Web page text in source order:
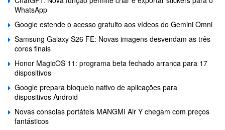
WhatsApp
Google estende o acesso gratuito aos vídeos do Gemini Omni
Samsung Galaxy S26 FE: Novas imagens desvendam as três
cores finais
Honor MagicOS 11: programa beta fechado arranca para 17
dispositivos
Google prepara bloqueio nativo de aplicações para
dispositivos Android
Novas consolas portáteis MANGMI Air Y chegam com preços
fantásticos